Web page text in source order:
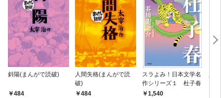
斜陽(まんがで読破)
484
人間失格(まんがで読
破)
484
スラよみ！日本文学名
作シリーズ１ 杜子春
1,540